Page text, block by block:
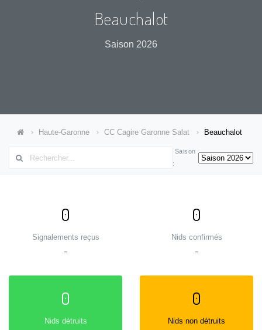
Beauchalot
Saison 2026
Haute-Garonne CC Cagire Garonne Salat Beauchalot
Saison
:
0
Signalements reçus
=
0
Nids confirmés
=
0
Nids détruits
0
Nids non détruits